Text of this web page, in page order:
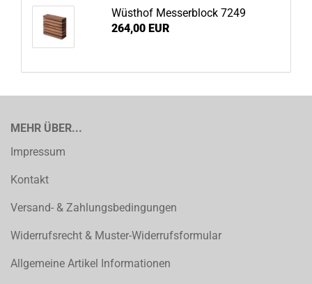
Wüsthof Messerblock 7249
264,00 EUR
MEHR ÜBER...
Impressum
Kontakt
Versand- & Zahlungsbedingungen
Widerrufsrecht & Muster-Widerrufsformular
Allgemeine Artikel Informationen